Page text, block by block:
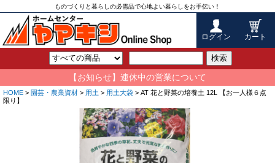
ものづくりと暮らしの必需品で心地よい暮らしをお手伝い！
ログイン カート
検索
【お知らせ】連休中の営業について
HOME > 園芸・農業資材 > 用土 > 用土大袋 > AT 花と野菜の培養土 12L 【お一人様６点
限り】